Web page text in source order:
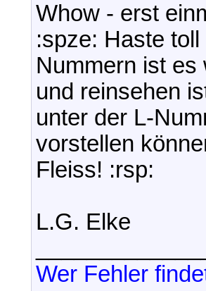
Whow - erst
:spze: Haste
Nummern ist es
und reinsehen
unter der L-
vorstellen
Fleiss! :rsp:
L.G. Elke
Wer Fehler